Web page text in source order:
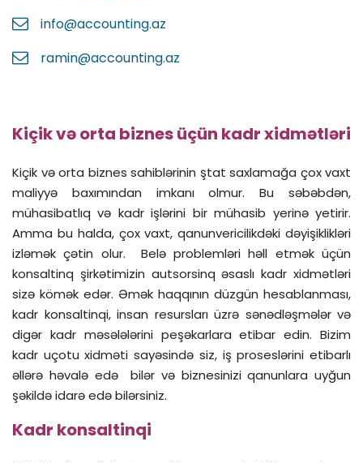
info@accounting.az
ramin@accounting.az
Kiçik və orta biznes üçün kadr xidmətləri
Kiçik və orta biznes sahiblərinin ştat saxlamağa çox vaxt
maliyyə baxımından imkanı olmur. Bu səbəbdən,
mühasibatlıq və kadr işlərini bir mühasib yerinə yetirir.
Amma bu halda, çox vaxt, qanunvericilikdəki dəyişiklikləri
izləmək çətin olur. Belə problemləri həll etmək üçün
konsaltinq şirkətimizin autsorsinq əsaslı kadr xidmətləri
sizə kömək edər. Əmək haqqının düzgün hesablanması,
kadr konsaltinqi, insan resursları üzrə sənədləşmələr və
digər kadr məsələlərini peşəkarlara etibar edin. Bizim
kadr uçotu xidməti sayəsində siz, iş proseslərini etibarlı
əllərə həvalə edə bilər və biznesinizi qanunlara uyğun
şəkildə idarə edə bilərsiniz.
Kadr konsaltinqi